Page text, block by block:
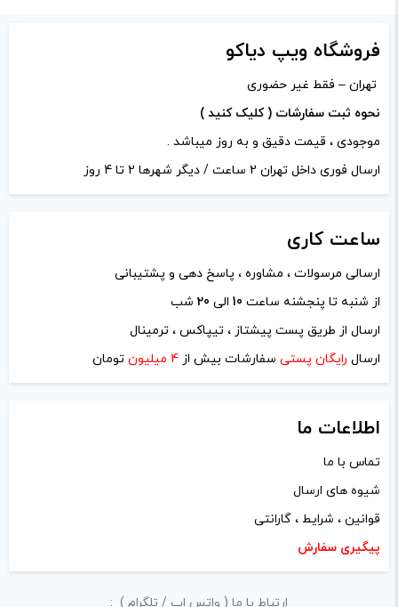
دیدگاه شما*
نام*
ایمیل*
ذخیره نام، ایمیل و وبسایت من در مرورگر برای زمانی که دوباره
دیدگاهی می‌نویسم.
لازم است محتوای ارسالی منطبق برعرف و شئونات جامعه و با
بیانی رسمی و عاری از لحن تند، تمسخرو توهین باشد.
فروشگاه ویپ دیاکو
تهران – فقط غیر حضوری
نحوه ثبت سفارشات ( کلیک کنید )
موجودی ، قیمت دقیق و به روز میباشد .
ارسال فوری داخل تهران 2 ساعت / دیگر شهرها 2 تا 4 روز
ساعت کاری
ارسالی مرسولات ، مشاوره ، پاسخ دهی و پشتیبانی
از شنبه تا پنجشنه ساعت 10 الی 20 شب
ارسال از طریق پست پیشتاز ، تیپاکس ، ترمینال
ارسال رایگان پستی سفارشات بیش از 4 میلیون تومان
اطلاعات ما
تماس با ما
شیوه های ارسال
قوانین ، شرایط ، گارانتی
پیگیری سفارش
ارتباط با ما ( واتس اپ / تلگرام ) :